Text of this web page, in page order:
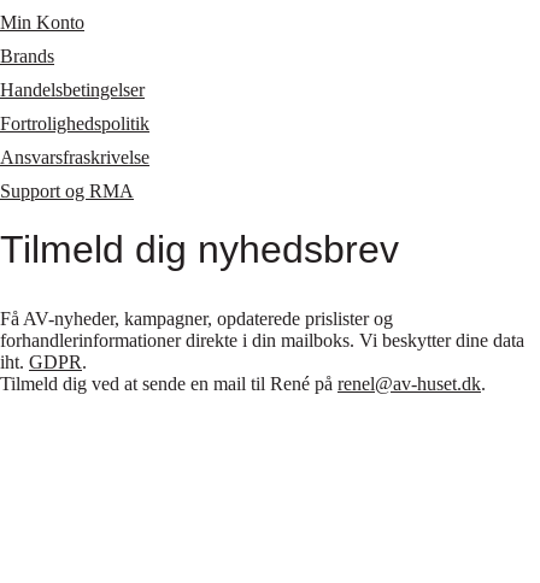
Min Konto
Brands
Handelsbetingelser
Fortrolighedspolitik
Ansvarsfraskrivelse
Support og RMA
Tilmeld dig nyhedsbrev
Få AV-nyheder, kampagner, opdaterede prislister og
forhandlerinformationer direkte i din mailboks. Vi beskytter dine data
iht. GDPR.
Tilmeld dig ved at sende en mail til René på renel@av-huset.dk.